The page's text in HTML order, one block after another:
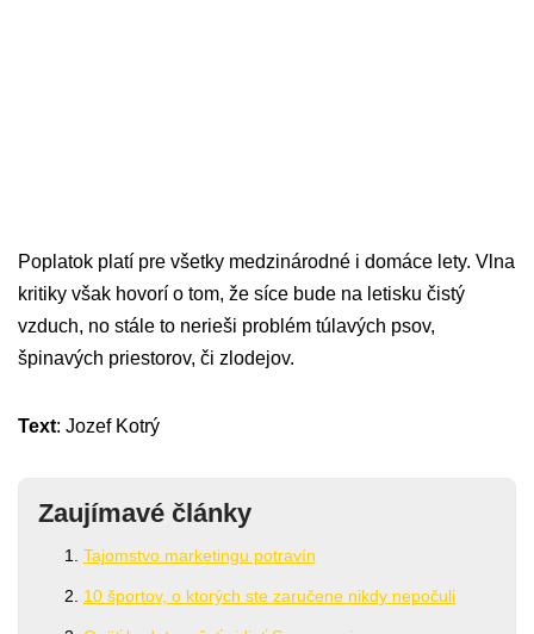
Poplatok platí pre všetky medzinárodné i domáce lety. Vlna
kritiky však hovorí o tom, že síce bude na letisku čistý
vzduch, no stále to nerieši problém túlavých psov,
špinavých priestorov, či zlodejov.
Text: Jozef Kotrý
Zaujímavé články
Tajomstvo marketingu potravín
10 športov, o ktorých ste zaručene nikdy nepočuli